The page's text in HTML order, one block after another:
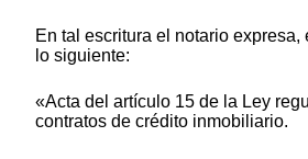
En tal escritura el notario expresa,
lo siguiente:
«Acta del artículo 15 de la Ley
contratos de crédito inmobiliario.